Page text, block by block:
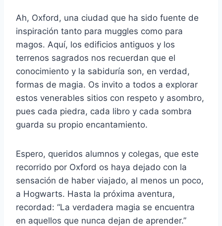
Ah, Oxford, una ciudad que ha sido fuente de
inspiración tanto para muggles como para
magos. Aquí, los edificios antiguos y los
terrenos sagrados nos recuerdan que el
conocimiento y la sabiduría son, en verdad,
formas de magia. Os invito a todos a explorar
estos venerables sitios con respeto y asombro,
pues cada piedra, cada libro y cada sombra
guarda su propio encantamiento.
Espero, queridos alumnos y colegas, que este
recorrido por Oxford os haya dejado con la
sensación de haber viajado, al menos un poco,
a Hogwarts. Hasta la próxima aventura,
recordad: “La verdadera magia se encuentra
en aquellos que nunca dejan de aprender.”